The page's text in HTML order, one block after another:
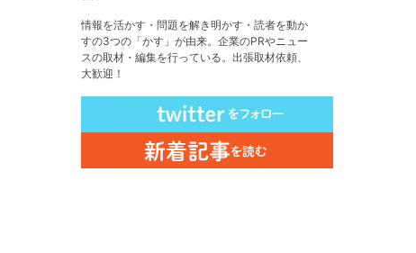
情報を活かす・問題を解き明かす・読者を動か
すの3つの「かす」が由来。企業のPRやニュー
スの取材・編集を行っている。出張取材依頼、
大歓迎！